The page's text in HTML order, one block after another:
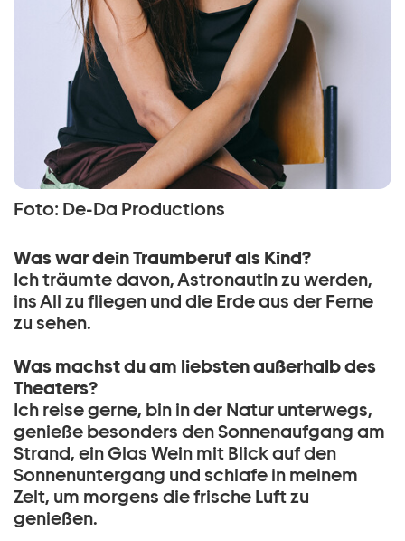
Foto: De-Da Productions
Was war dein Traumberuf als Kind?
Ich träumte davon, Astronautin zu werden,
ins All zu fliegen und die Erde aus der Ferne
zu sehen.
Was machst du am liebsten außerhalb des
Theaters?
Ich reise gerne, bin in der Natur unterwegs,
genieße besonders den Sonnenaufgang am
Strand, ein Glas Wein mit Blick auf den
Sonnenuntergang und schlafe in meinem
Zelt, um morgens die frische Luft zu
genießen.